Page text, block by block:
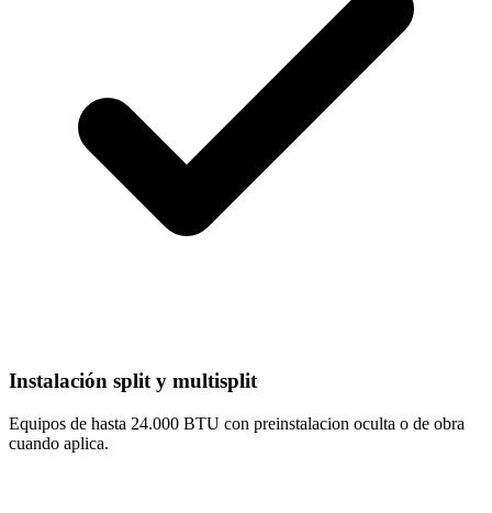
Instalación split y multisplit
Equipos de hasta 24.000 BTU con preinstalacion oculta o de obra
cuando aplica.